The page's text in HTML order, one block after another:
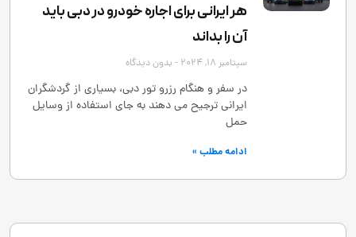
هر ایرانی برای اجاره خودرو در دبی باید
آن را بداند
سپتامبر 18, 2024 بدون دیدگاه
در سفر و هنگام رزرو تور دبی، بسیاری از گردشگران
ایرانی ترجیح می ‌دهند به ‌جای استفاده از وسایل
حمل
ادامه مطلب »